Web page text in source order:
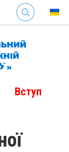
SEARCH
Вступ